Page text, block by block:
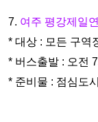
7. 여주 평강제일
* 대상 : 모든 구역
* 버스출발 : 오전
* 준비물 : 점심도